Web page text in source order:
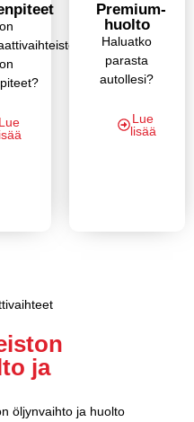
Lue
Premium-
huolto
Haluatko
parasta
autollesi?
Lue
lisää
ja
öljynvaihto ja huolto